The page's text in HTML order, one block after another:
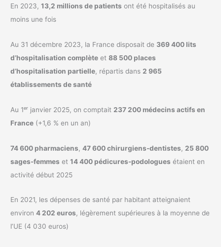
En 2023,13,2 millions de patients ont été hospitalisés au
moins une fois
Au 31 décembre 2023, la France disposait de 369 400 lits
d’hospitalisation complète et88 500 places
d’hospitalisation partielle, répartis dans 2 965
établissements de santé
Au 1ᵉʳ janvier 2025, on comptait 237 200 médecins actifs en
France (+1,6 % en un an)
74 600 pharmaciens,47 600 chirurgiens-dentistes, 25 800
sages-femmes et14 400 pédicures-podologues étaient en
activité début 2025
En 2021, les dépenses de santé par habitant atteignaient
environ4 202 euros, légèrement supérieures à la moyenne de
l’UE (4 030 euros)